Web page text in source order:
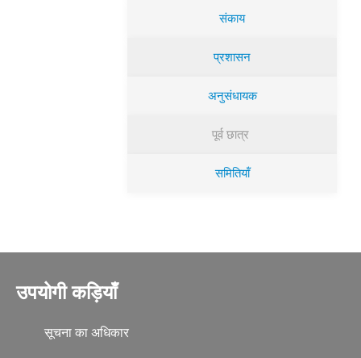
संकाय
प्रशासन
अनुसंधायक
पूर्व छात्र
समितियॉं
उपयोगी कड़ियाँ
सूचना का अधिकार